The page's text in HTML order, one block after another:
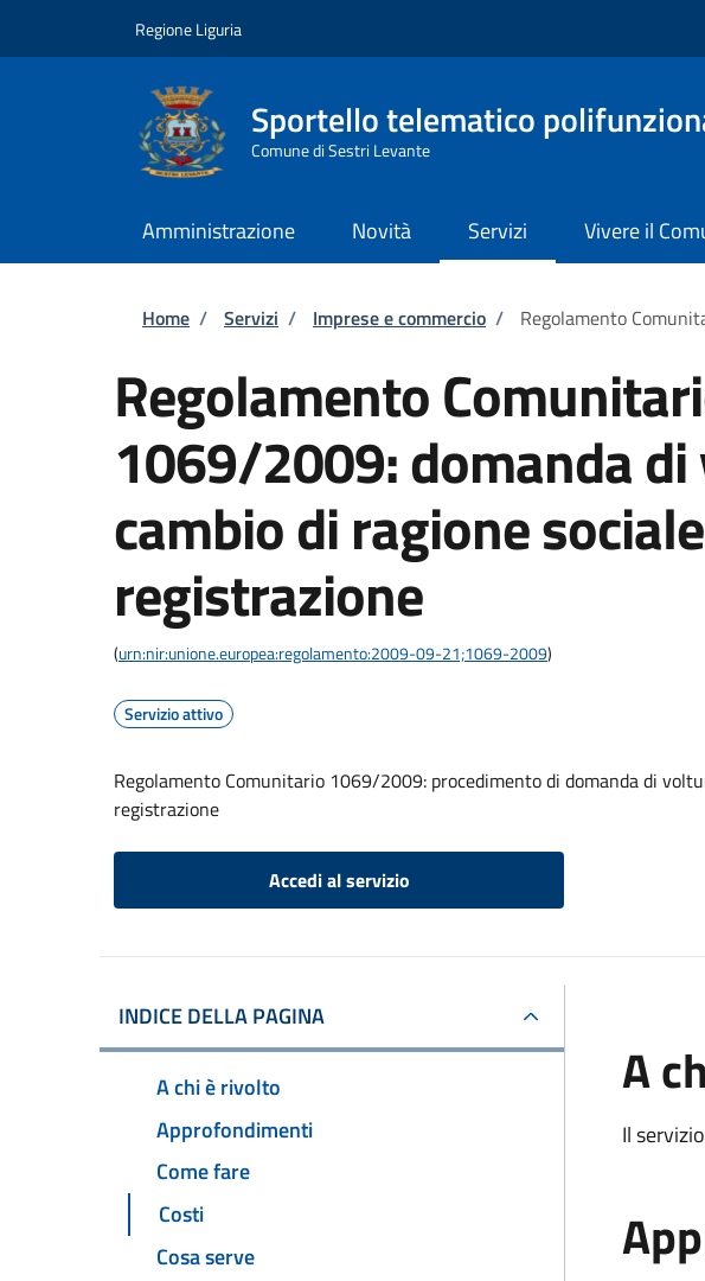
Regione Liguria
Sportello telematico
Comune di Sestri Levante
Amministrazione Novità Servizi Vivere il
Briciole di pane
Home / Servizi / Imprese e commercio / Regolamento
Regolamento
1069/2009: domanda
cambio di ragione
registrazione
(urn:nir:unione.europea:regolamento:2009-09-21;1069-2009)
Servizio attivo
Regolamento Comunitario 1069/2009: procedimento di domanda di
registrazione
Accedi al servizio
INDICE DELLA PAGINA
A chi è rivolto
Approfondimenti
Come fare
Costi
Cosa serve
A
Il